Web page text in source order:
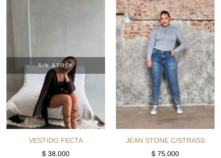
SIN STOCK
VESTIDO FECTA
$ 38.000
JEAN STONE C/STRASS
$75.000